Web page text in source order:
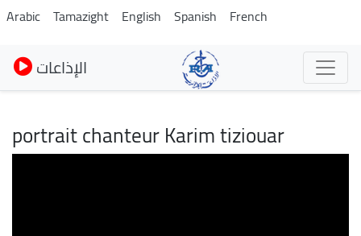
Skip
to
main
content
Arabic Tamazight English Spanish French
الإذاعات
portrait chanteur Karim tiziouar